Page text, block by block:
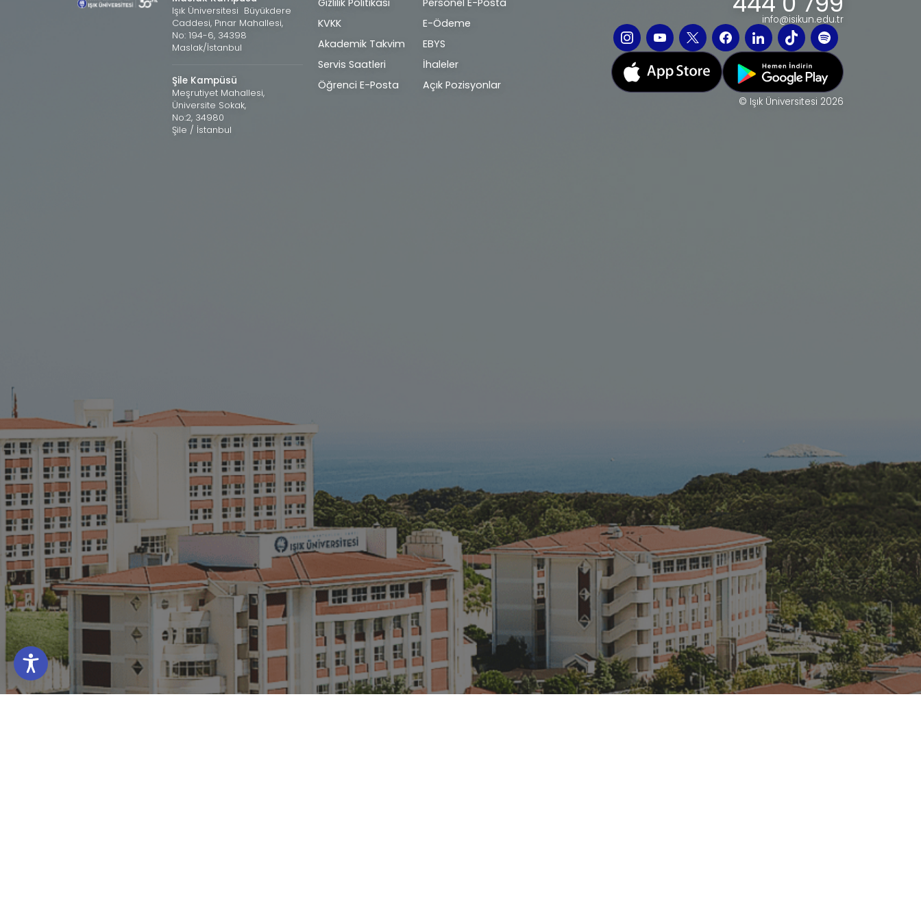
Işık Üniversitesi Büyükdere
Caddesi, Pınar Mahallesi,
No: 194-6, 34398
Maslak/İstanbul
Şile Kampüsü
Meşrutiyet Mahallesi,
Üniversite Sokak,
No:2, 34980
Şile / İstanbul
Alt
bilgi
Gizlilik Politikası
KVKK
Akademik Takvim
Servis Saatleri
Öğrenci E-Posta
Personel E-Posta
E-Ödeme
EBYS
İhaleler
Açık Pozisyonlar
info@isikun.edu.tr
© Işık Üniversitesi 2026